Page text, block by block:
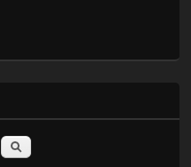
Pesquisar